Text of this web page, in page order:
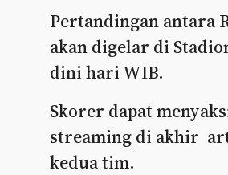
Pertandingan antara
akan digelar di
dini hari WIB.
Skorer dapat
streaming di akhir
kedua tim.